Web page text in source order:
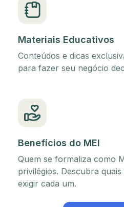
Materiais Educativos
Conteúdos e dicas
para fazer seu negócio
Benefícios do MEI
Quem se formaliza como
privilégios. Descubra
exigir cada um.